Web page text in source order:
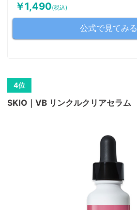
￥1,490(税込)
公式で見てみる
SKIO｜VB リンクルクリアセラム